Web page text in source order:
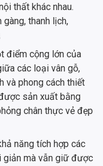
thất khác nhau.
thanh lịch,
điểm cộng lớn của
các loại vân gỗ,
và phong cách thiết
sản xuất bằng
chân thực vẻ đẹp
năng tích hợp các
giản mà vẫn giữ được